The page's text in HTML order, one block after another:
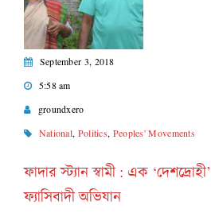
September 3, 2018
5:58 am
groundxero
National, Politics, Peoples' Movements
ফাদার স্ট্যান স্বামী : এক
ফ্যাসিবাদী অভিযান